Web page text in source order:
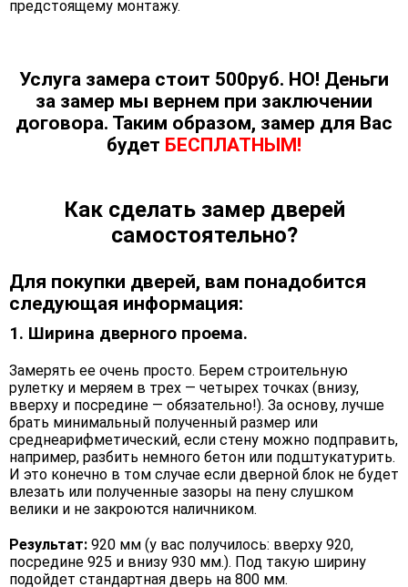
предстоящему монтажу.
Услуга замера стоит 500руб. НО! Деньги
за замер мы вернем при заключении
договора. Таким образом, замер для Вас
будет БЕСПЛАТНЫМ!
Как сделать замер дверей
самостоятельно?
Для покупки дверей, вам понадобится
следующая информация:
1. Ширина дверного проема.
Замерять ее очень просто. Берем строительную
рулетку и меряем в трех — четырех точках (внизу,
вверху и посредине — обязательно!). За основу, лучше
брать минимальный полученный размер или
среднеарифметический, если стену можно подправить,
например, разбить немного бетон или подштукатурить.
И это конечно в том случае если дверной блок не будет
влезать или полученные зазоры на пену слушком
велики и не закроются наличником.
Результат: 920 мм (у вас получилось: вверху 920,
посредине 925 и внизу 930 мм.). Под такую ширину
подойдет стандартная дверь на 800 мм.